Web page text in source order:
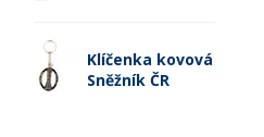
Klíčenka kovová
Sněžník ČR